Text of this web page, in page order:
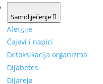
Samoliječenje
Alergije
Čajevi i napici
Detoksikacija organizma
Dijabetes
Dijareja